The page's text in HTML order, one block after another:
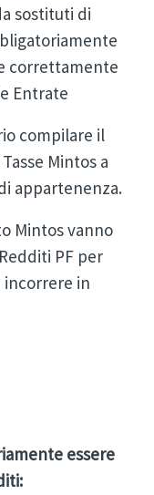
sostituti di
correttamente
Entrate
compilare il
Mintos a
appartenenza.
Mintos vanno
PF per
incorrere in
essere